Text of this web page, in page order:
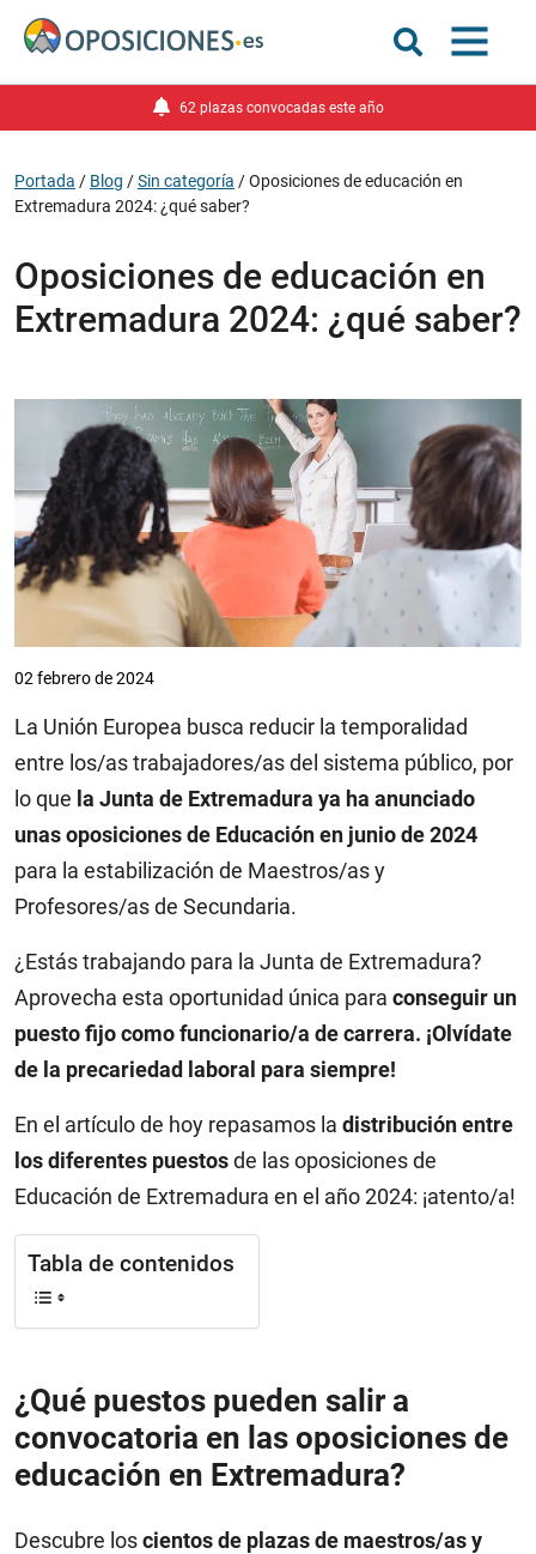
62 plazas convocadas este año
Portada / Blog /Sin categoría /Oposiciones de educación en
Extremadura 2024: ¿qué saber?
Oposiciones de educación en
Extremadura 2024: ¿qué saber?
02 febrero de 2024
La Unión Europea busca reducir la temporalidad
entre los/as trabajadores/as del sistema público, por
lo que la Junta de Extremadura ya ha anunciado
unas oposiciones de Educación en junio de 2024
para la estabilización de Maestros/as y
Profesores/as de Secundaria.
¿Estás trabajando para la Junta de Extremadura?
Aprovecha esta oportunidad única para conseguir un
puesto fijo como funcionario/a de carrera. ¡Olvídate
de la precariedad laboral para siempre!
En el artículo de hoy repasamos la distribución entre
los diferentes puestosde las oposiciones de
Educación de Extremadura en el año 2024: ¡atento/a!
Tabla de contenidos
¿Qué puestos pueden salir a
convocatoria en las oposiciones de
educación en Extremadura?
Descubre loscientos de plazas de maestros/as y